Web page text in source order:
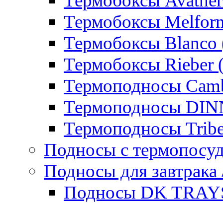
Термобоксы
Термобоксы Blanco
Термобоксы Rieber
Термоподносы
Термоподносы
Термоподносы
Подносы с
Подносы для завтрака
Подносы DK